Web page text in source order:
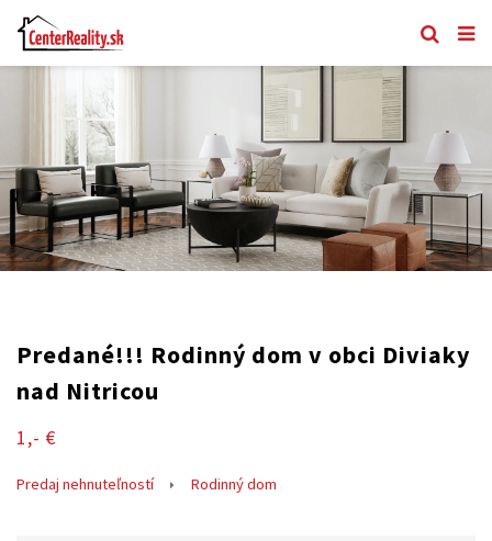
Predané!!! Rodinný dom v obci Diviaky
nad Nitricou
1,- €
Predaj nehnuteľností Rodinný dom